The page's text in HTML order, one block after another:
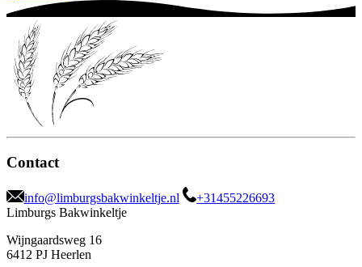
Contact
info@limburgsbakwinkeltje.nl
+31455226693
Limburgs Bakwinkeltje
Wijngaardsweg 16
6412 PJ Heerlen